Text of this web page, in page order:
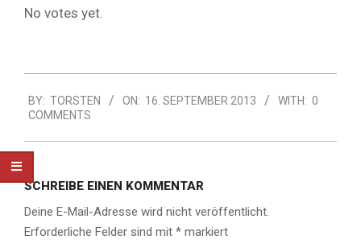
No votes yet.
09-
16
BY: TORSTEN ON: 16. SEPTEMBER 2013 WITH: 0
COMMENTS
SCHREIBE EINEN KOMMENTAR
Deine E-Mail-Adresse wird nicht veröffentlicht.
Erforderliche Felder sind mit * markiert